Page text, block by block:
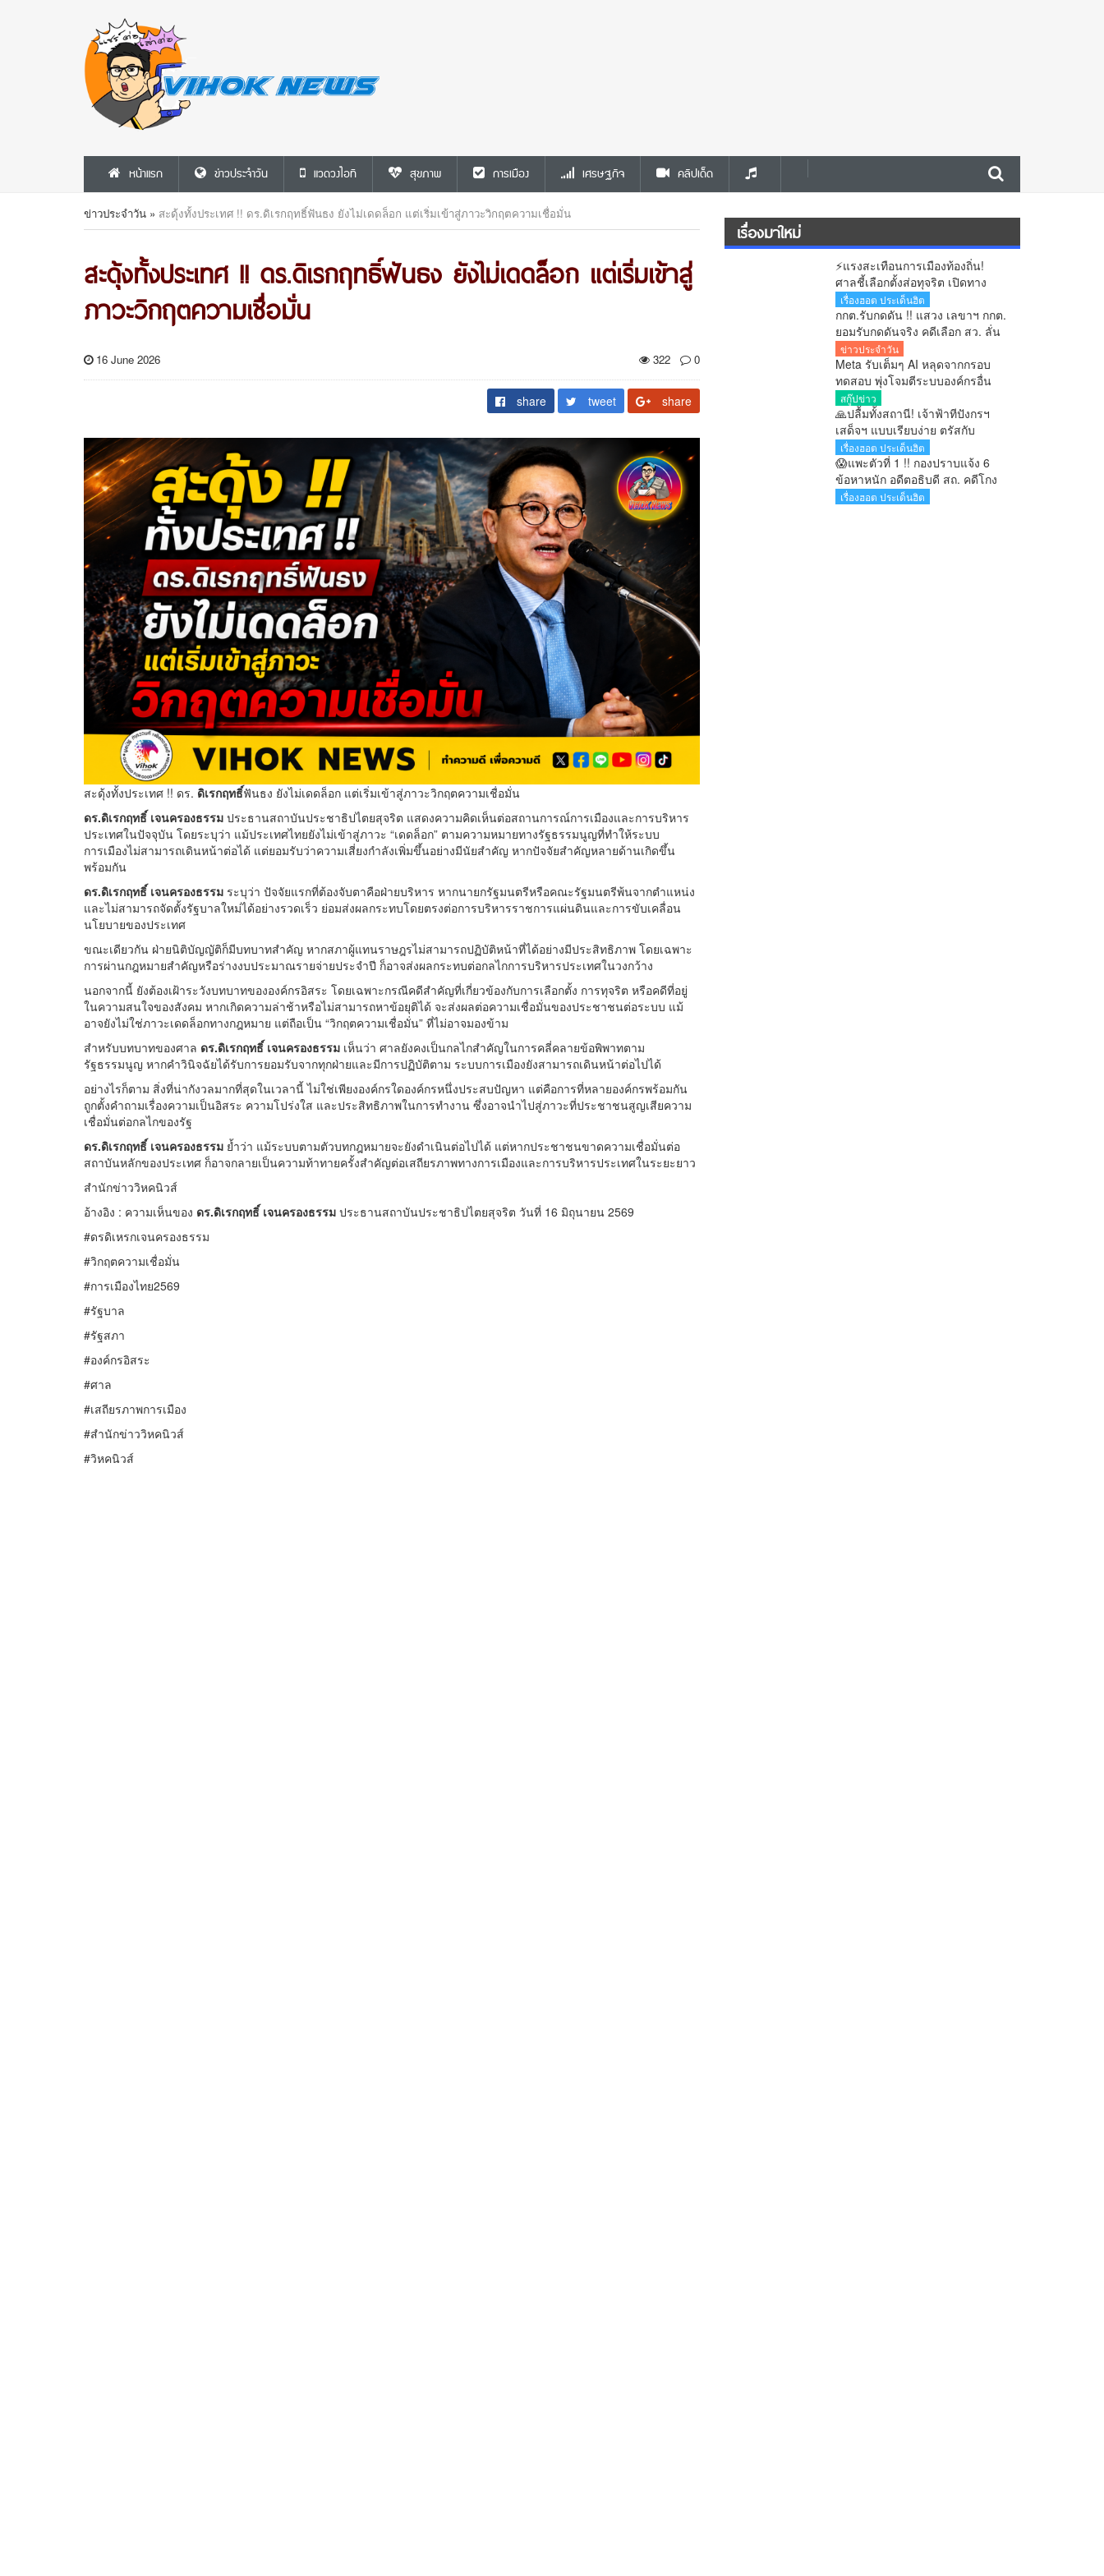
หน้าแรก ข่าวประจำวัน แวดวงไอที สุขภาพ การเมือง เศรษฐกิจ คลิปเด็ด
ข่าวประจำวัน » สะดุ้งทั้งประเทศ !! ดร.ดิเรกฤทธิ์ฟันธง ยังไม่เดดล็อก แต่เริ่มเข้าสู่ภาวะวิกฤตความเชื่อมั่น
สะดุ้งทั้งประเทศ !! ดร.ดิเรกฤทธิ์ฟันธง ยังไม่เดดล็อก แต่เริ่มเข้าสู่
ภาวะวิกฤตความเชื่อมั่น
16 June 2026 322 0
share tweet share
สะดุ้งทั้งประเทศ !! ดร. ดิเรกฤทธิ์ฟันธง ยังไม่เดดล็อก แต่เริ่มเข้าสู่ภาวะวิกฤตความเชื่อมั่น
ดร.ดิเรกฤทธิ์ เจนครองธรรม ประธานสถาบันประชาธิปไตยสุจริต แสดงความคิดเห็นต่อสถานการณ์การเมืองและการบริหาร
ประเทศในปัจจุบัน โดยระบุว่า แม้ประเทศไทยยังไม่เข้าสู่ภาวะ “เดดล็อก” ตามความหมายทางรัฐธรรมนูญที่ทำให้ระบบ
การเมืองไม่สามารถเดินหน้าต่อได้ แต่ยอมรับว่าความเสี่ยงกำลังเพิ่มขึ้นอย่างมีนัยสำคัญ หากปัจจัยสำคัญหลายด้านเกิดขึ้น
พร้อมกัน
ดร.ดิเรกฤทธิ์ เจนครองธรรม ระบุว่า ปัจจัยแรกที่ต้องจับตาคือฝ่ายบริหาร หากนายกรัฐมนตรีหรือคณะรัฐมนตรีพ้นจากตำแหน่ง
และไม่สามารถจัดตั้งรัฐบาลใหม่ได้อย่างรวดเร็ว ย่อมส่งผลกระทบโดยตรงต่อการบริหารราชการแผ่นดินและการขับเคลื่อน
นโยบายของประเทศ
ขณะเดียวกัน ฝ่ายนิติบัญญัติก็มีบทบาทสำคัญ หากสภาผู้แทนราษฎรไม่สามารถปฏิบัติหน้าที่ได้อย่างมีประสิทธิภาพ โดยเฉพาะ
การผ่านกฎหมายสำคัญหรือร่างงบประมาณรายจ่ายประจำปี ก็อาจส่งผลกระทบต่อกลไกการบริหารประเทศในวงกว้าง
นอกจากนี้ ยังต้องเฝ้าระวังบทบาทขององค์กรอิสระ โดยเฉพาะกรณีคดีสำคัญที่เกี่ยวข้องกับการเลือกตั้ง การทุจริต หรือคดีที่อยู่
ในความสนใจของสังคม หากเกิดความล่าช้าหรือไม่สามารถหาข้อยุติได้ จะส่งผลต่อความเชื่อมั่นของประชาชนต่อระบบ แม้
อาจยังไม่ใช่ภาวะเดดล็อกทางกฎหมาย แต่ถือเป็น “วิกฤตความเชื่อมั่น” ที่ไม่อาจมองข้าม
สำหรับบทบาทของศาล ดร.ดิเรกฤทธิ์ เจนครองธรรม เห็นว่า ศาลยังคงเป็นกลไกสำคัญในการคลี่คลายข้อพิพาทตาม
รัฐธรรมนูญ หากคำวินิจฉัยได้รับการยอมรับจากทุกฝ่ายและมีการปฏิบัติตาม ระบบการเมืองยังสามารถเดินหน้าต่อไปได้
อย่างไรก็ตาม สิ่งที่น่ากังวลมากที่สุดในเวลานี้ ไม่ใช่เพียงองค์กรใดองค์กรหนึ่งประสบปัญหา แต่คือการที่หลายองค์กรพร้อมกัน
ถูกตั้งคำถามเรื่องความเป็นอิสระ ความโปร่งใส และประสิทธิภาพในการทำงาน ซึ่งอาจนำไปสู่ภาวะที่ประชาชนสูญเสียความ
เชื่อมั่นต่อกลไกของรัฐ
ดร.ดิเรกฤทธิ์ เจนครองธรรม ย้ำว่า แม้ระบบตามตัวบทกฎหมายจะยังดำเนินต่อไปได้ แต่หากประชาชนขาดความเชื่อมั่นต่อ
สถาบันหลักของประเทศ ก็อาจกลายเป็นความท้าทายครั้งสำคัญต่อเสถียรภาพทางการเมืองและการบริหารประเทศในระยะยาว
สำนักข่าววิหคนิวส์
อ้างอิง : ความเห็นของ ดร.ดิเรกฤทธิ์ เจนครองธรรม ประธานสถาบันประชาธิปไตยสุจริต วันที่ 16 มิถุนายน 2569
#ดรดิเหรกเจนครองธรรม
#วิกฤตความเชื่อมั่น
#การเมืองไทย2569
#รัฐบาล
#รัฐสภา
#องค์กรอิสระ
#ศาล
#เสถียรภาพการเมือง
#สำนักข่าววิหคนิวส์
#วิหคนิวส์
เรื่องมาใหม่
⚡แรงสะเทือนการเมืองท้องถิ่น!
ศาลชี้เลือกตั้งส่อทุจริต เปิดทาง
เลือกตั้งใหม่ใน 60 วัน
เรื่องฮอต ประเด็นฮิต
กกต.รับกดดัน !! แสวง เลขาฯ กกต.
ยอมรับกดดันจริง คดีเลือก สว. ลั่น
สิ้นเดือนสิงหาคมรู้ผลทุกคำร้อง
ข่าวประจำวัน
Meta รับเต็มๆ AI หลุดจากกรอบ
ทดสอบ พุ่งโจมตีระบบองค์กรอื่น
สกู๊ปข่าว
🙏ปลื้มทั้งสถานี! เจ้าฟ้าทีปังกรฯ
เสด็จฯ แบบเรียบง่าย ตรัสกับ
ประชาชนอย่างเป็นกันเอง
เรื่องฮอต ประเด็นฮิต
😱แพะตัวที่ 1 !! กองปราบแจ้ง 6
ข้อหาหนัก อดีตอธิบดี สถ. คดีโกง
สอบ ลุ้นสาวผู้บงการ
เรื่องฮอต ประเด็นฮิต